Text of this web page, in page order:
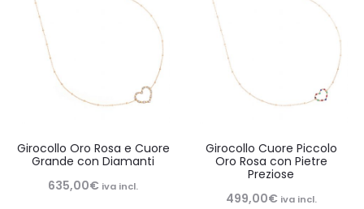
Girocollo Oro Rosa e Cuore
Grande con Diamanti
635,00€ iva incl.
Girocollo Cuore Piccolo
Oro Rosa con Pietre
Preziose
499,00€ iva incl.